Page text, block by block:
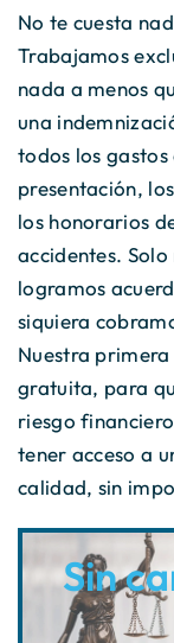
No te cuesta
Trabajamos
nada a menos
una
todos los gastos
presentación,
los honorarios
accidentes.
logramos
siquiera
Nuestra
gratuita, para
riesgo
tener acceso a
calidad, sin
Sin